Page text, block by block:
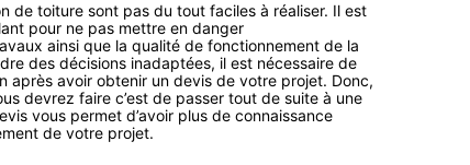
de toiture sont pas du tout faciles à réaliser. Il est
pour ne pas mettre en danger
ainsi que la qualité de fonctionnement de la
des décisions inadaptées, il est nécessaire de
après avoir obtenir un devis de votre projet. Donc,
devrez faire c’est de passer tout de suite à une
vous permet d’avoir plus de connaissance
de votre projet.